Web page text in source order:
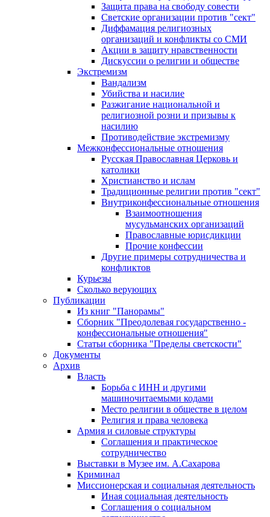
Защита права на свободу совести
Светские организации против "сект"
Диффамация религиозных
организаций и конфликты со СМИ
Акции в защиту нравственности
Дискуссии о религии и обществе
Экстремизм
Вандализм
Убийства и насилие
Разжигание национальной и
религиозной розни и призывы к
насилию
Противодействие экстремизму
Межконфессиональные отношения
Русская Православная Церковь и
католики
Христианство и ислам
Традиционные религии против "сект"
Внутриконфессиональные отношения
Взаимоотношения
мусульманских организаций
Православные юрисдикции
Прочие конфессии
Другие примеры сотрудничества и
конфликтов
Курьезы
Сколько верующих
Публикации
Из книг "Панорамы"
Сборник "Преодолевая государственно -
конфессиональные отношения"
Статьи сборника "Пределы светскости"
Документы
Архив
Власть
Борьба с ИНН и другими
машиночитаемыми кодами
Место религии в обществе в целом
Религия и права человека
Армия и силовые структуры
Соглашения и практическое
сотрудничество
Выставки в Музее им. А.Сахарова
Криминал
Миссионерская и социальная деятельность
Иная социальная деятельность
Соглашения о социальном